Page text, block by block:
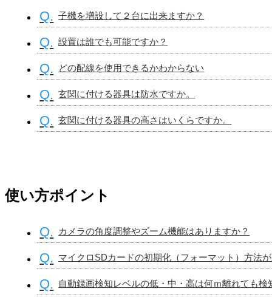
Q. 子機を増設して２台に出来ますか？
Q. 設置は誰でも可能ですか？
Q. どの配線を使用できるかわからない
Q. 玄関に付ける器具は防水ですか。
Q. 玄関に付ける器具の高さはいくらですか。
使い方ポイント
Q. カメラの角度調整やズーム機能はありますか？
Q. マイクロSDカードの初期化（フォーマット）方法が
Q. 自動録画検知レベルの低・中・高は何ｍ離れても検